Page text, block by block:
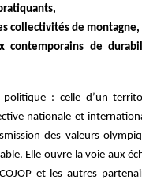
collectivités de montagne,
contemporains de
: celle d’un
nationale et
des valeurs
Elle ouvre la voie aux
et les autres